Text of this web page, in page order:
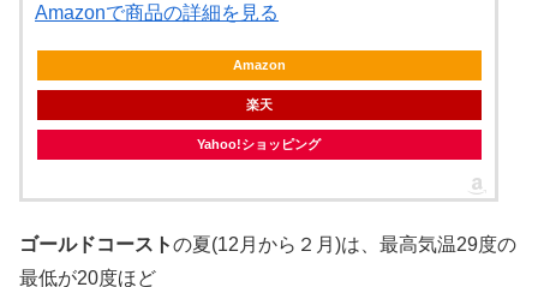
Amazonで商品の詳細を見る
Amazon
楽天
Yahoo!ショッピング
ゴールドコーストの夏(12月から２月)は、最高気温29度の
最低が20度ほど